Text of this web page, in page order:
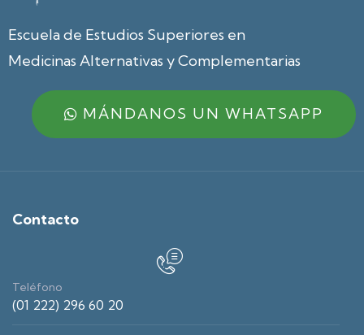
Escuela de Estudios Superiores en
Medicinas Alternativas y Complementarias
MÁNDANOS UN WHATSAPP
Contacto
Teléfono
(01 222) 296 60 20